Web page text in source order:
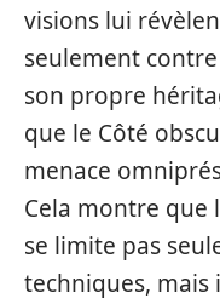
visions lui
seulement
son propre
que le Côté
menace
Cela montre que
se limite pas
techniques,